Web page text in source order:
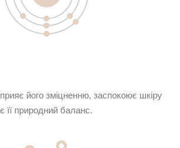
його зміцненню, заспокоює шкіру
її природний баланс.